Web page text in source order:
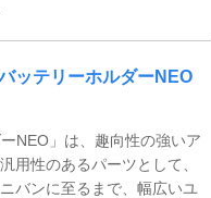
ッテリーホルダーNEO
NEO」は、趣向性の強いア
用性のあるパーツとして、
バンに至るまで、幅広いユ